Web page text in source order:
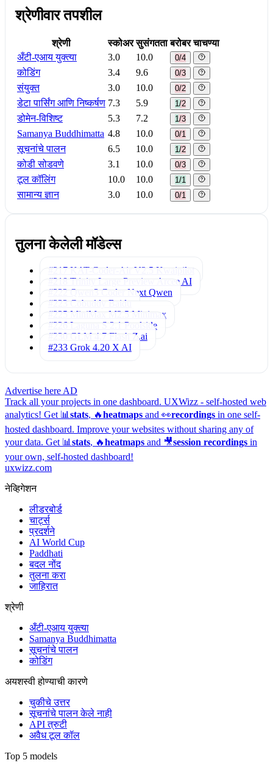
श्रेणीवार तपशील
श्रेणी स्कोअर सुसंगतता बरोबर चाचण्या
अँटी-एआय युक्त्या
3.0 10.0 0/4
कोडिंग 3.4 9.6 0/3
संयुक्त 3.0 10.0 0/2
डेटा पार्सिंग आणि निष्कर्षण 7.3 5.9 1/2
डोमेन-विशिष्ट 5.3 7.2 1/3
Samanya Buddhimatta 4.8 10.0 0/1
सूचनांचे पालन 6.5 10.0 1/2
कोडी सोडवणे 3.1 10.0 0/3
टूल कॉलिंग 10.0 10.0 1/1
सामान्य ज्ञान 3.0 10.0 0/1
तुलना केलेली मॉडेल्स
#217 KAT-Coder-Air V2.5 Kwaipilot
#218 Trinity Large Preview
Arcee AI
#222 Qwen3 Coder Next Qwen
#223 Cobuddy Baidu
#225 MiniMax M2.5 Minimax
#226 Laguna S 2.1 Poolside
#230 GLM 4.7 Flash Z.ai
#233 Grok 4.20 X AI
Advertise here AD
Track all your projects in one dashboard. UXWizz - self-hosted web
analytics! Get 📊 stats, 🔥heatmaps and 👀recordings in one self-
hosted dashboard. Improve your websites without sharing any of
your data. Get 📊 stats, 🔥heatmaps and 🎥session recordings in
your own, self-hosted dashboard!
uxwizz.com
नेव्हिगेशन
लीडरबोर्ड
चार्ट्स
प्रदर्शने
AI World Cup
Paddhati
बदल नोंद
तुलना करा
जाहिरात
श्रेणी
अँटी-एआय युक्त्या
Samanya Buddhimatta
सूचनांचे पालन
कोडिंग
अयशस्वी होण्याची कारणे
चुकीचे उत्तर
सूचनांचे पालन केले नाही
API त्रुटी
अवैध टूल कॉल
Top 5 models